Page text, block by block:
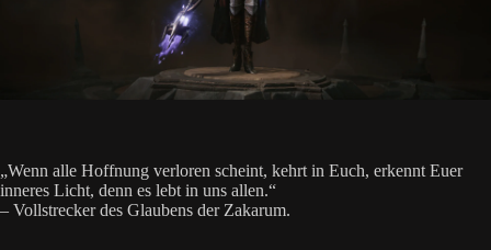
„Wenn alle Hoffnung verloren scheint, kehrt in Euch, erkennt Euer
inneres Licht, denn es lebt in uns allen.“
– Vollstrecker des Glaubens der Zakarum.